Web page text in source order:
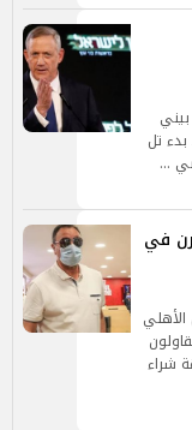
تل
…
في
الأهلي
شراء